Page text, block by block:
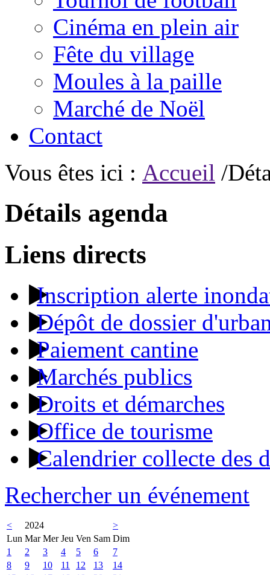
Cinéma en plein air
Fête du village
Moules à la paille
Marché de Noël
Contact
Vous êtes ici : Accueil /
Détails agenda
Liens directs
Inscription alerte
Dépôt de dossier
Paiement cantine
Marchés publics
Droits et démarches
Office de tourisme
Calendrier collecte des
Rechercher un événement
< 2024
>
Lun Mar Mer Jeu Ven Sam Dim
1
2 3 4 5 6
7
8
9 10 11 12 13
14